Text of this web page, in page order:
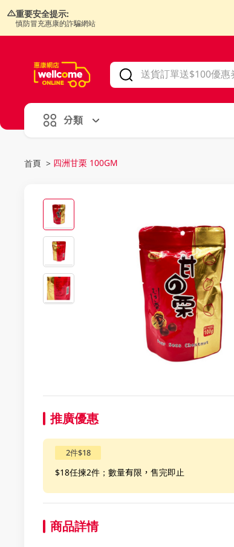
重要安全提示:
慎防冒充惠康的詐騙網站
分類
首頁 > 四洲甘栗 100GM
推廣優惠
2件$18
$18任揀2件；數量有限，售完即止
商品詳情